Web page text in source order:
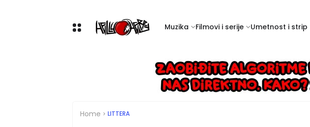
Muzika Filmovi i serije Umetnost i strip
Home LITTERA